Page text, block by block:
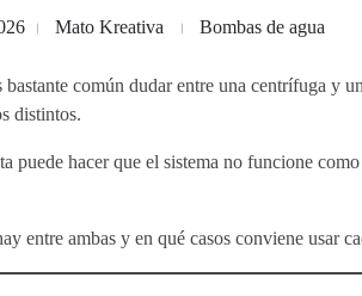
Mato Kreativa Bombas de agua
común dudar entre una centrífuga y
distintos.
hacer que el sistema no funcione
entre ambas y en qué casos conviene usar